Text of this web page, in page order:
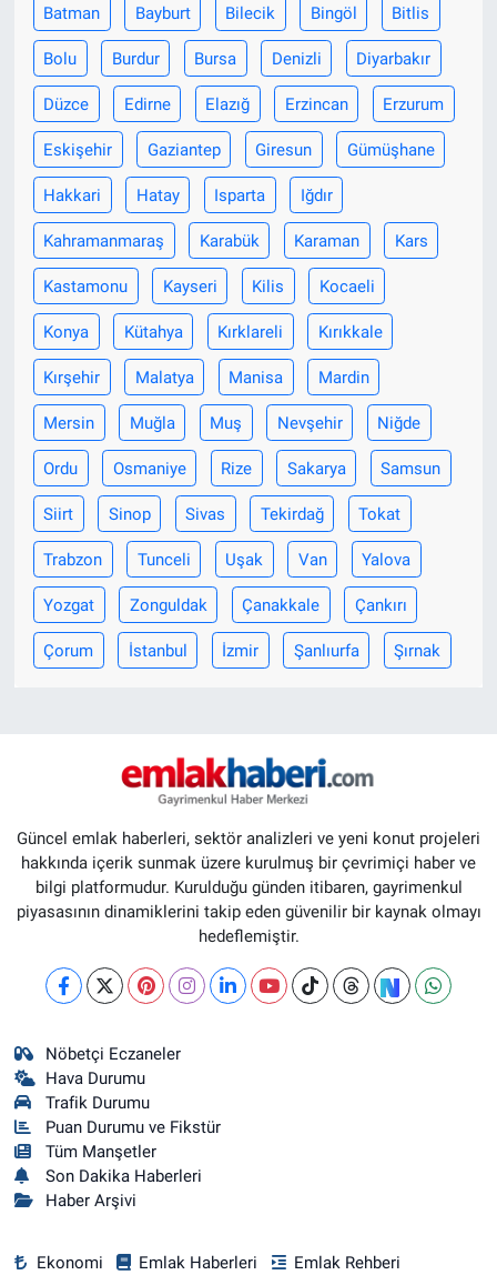
Batman Bayburt Bilecik Bingöl Bitlis
Bolu Burdur Bursa Denizli Diyarbakır
Düzce Edirne Elazığ Erzincan Erzurum
Eskişehir Gaziantep Giresun Gümüşhane
Hakkari Hatay Isparta Iğdır
Kahramanmaraş Karabük Karaman Kars
Kastamonu Kayseri Kilis Kocaeli
Konya Kütahya Kırklareli Kırıkkale
Kırşehir Malatya Manisa Mardin
Mersin Muğla Muş Nevşehir Niğde
Ordu Osmaniye Rize Sakarya Samsun
Siirt Sinop Sivas Tekirdağ Tokat
Trabzon Tunceli Uşak Van Yalova
Yozgat Zonguldak Çanakkale Çankırı
Çorum İstanbul İzmir Şanlıurfa Şırnak
Güncel emlak haberleri, sektör analizleri ve yeni konut projeleri
hakkında içerik sunmak üzere kurulmuş bir çevrimiçi haber ve
bilgi platformudur. Kurulduğu günden itibaren, gayrimenkul
piyasasının dinamiklerini takip eden güvenilir bir kaynak olmayı
hedeflemiştir.
Nöbetçi Eczaneler
Hava Durumu
Trafik Durumu
Puan Durumu ve Fikstür
Tüm Manşetler
Son Dakika Haberleri
Haber Arşivi
Ekonomi Emlak Haberleri
Emlak Rehberi